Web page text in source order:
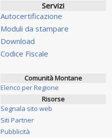
Servizi
Autocertificazione
Moduli da stampare
Download
Codice Fiscale
Comunità Montane
Elenco per Regione
Risorse
Segnala sito web
Siti Partner
Pubblicità